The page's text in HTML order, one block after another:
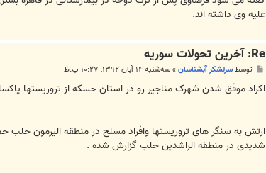
علیه وی داشته اند.
Re: آخرين تحولات سوريه
ت
توسطسرلشکر آبشناسان»سه‌شنبه ۱۴ آبان ۱۳۹۲, ۱۰:۲۷ ب.ظ
اکراد موفق شدن شهرک مناجیر رو در استان حسکه از تروریستها
ارتش به سنگر های تروریستها وافراد مسلح در منطقه الیرمون
شدیدی در منطقه الراشدین حلب گزارش شده .